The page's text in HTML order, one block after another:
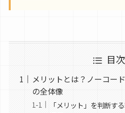
目次
メリットとは？ノーコー
の全体像
「メリット」を判断す